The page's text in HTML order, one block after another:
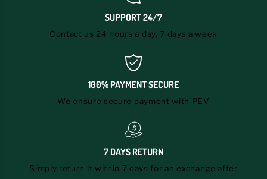
SUPPORT 24/7
Contact us 24 hours a day, 7 days a week
100% PAYMENT SECURE
We ensure secure payment with PEV
7 DAYS RETURN
Simply return it within 7 days for an exchange after